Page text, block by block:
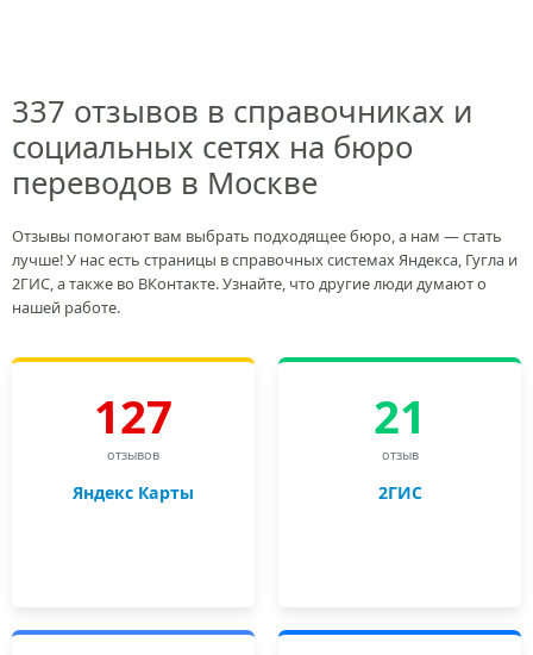
337 отзывов в справочниках и
социальных сетях на бюро
переводов в Москве
Отзывы помогают вам выбрать подходящее бюро, а нам — стать
лучше! У нас есть страницы в справочных системах Яндекса, Гугла и
2ГИС, а также во ВКонтакте. Узнайте, что другие люди думают о
нашей работе.
127
отзывов
Яндекс Карты
21
отзыв
2ГИС